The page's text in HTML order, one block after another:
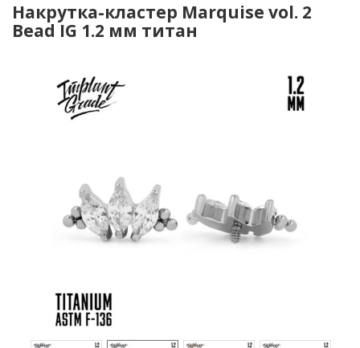
Накрутка-кластер Marquise vol. 2
Bead IG 1.2 мм титан